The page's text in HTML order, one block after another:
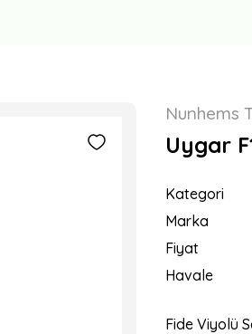
Nunhems
Uygar
Kategori
Marka
Fiyat
Havale
Fide Viyolü